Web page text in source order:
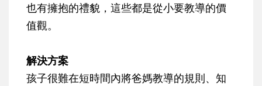
也有擁抱的禮貌，這些都是從小要教導的價
值觀。
解決方案
孩子很難在短時間內將爸媽教導的規則、知